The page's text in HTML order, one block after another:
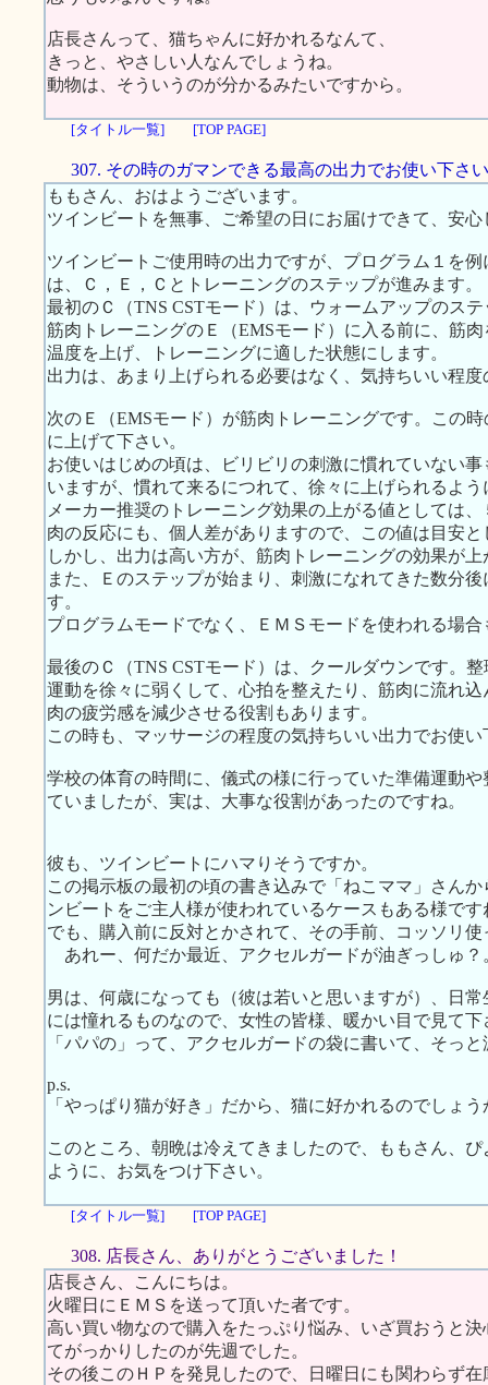
店長さんって、猫ちゃんに好かれるなんて、
きっと、やさしい人なんでしょうね。
動物は、そういうのが分かるみたいですから。
[タイトル一覧] [TOP PAGE]
307. その時のガマンできる最高の出力でお使い下さい
ももさん、おはようございます。
ツインビートを無事、ご希望の日にお届けできて、安心
ツインビートご使用時の出力ですが、プログラム１を
は、Ｃ，Ｅ，Ｃとトレーニングのステップが進みます。
最初のＣ（TNS CSTモード）は、ウォームアップのス
筋肉トレーニングのＥ（EMSモード）に入る前に、筋
温度を上げ、トレーニングに適した状態にします。
出力は、あまり上げられる必要はなく、気持ちいい程
次のＥ（EMSモード）が筋肉トレーニングです。この
に上げて下さい。
お使いはじめの頃は、ビリビリの刺激に慣れていない
いますが、慣れて来るにつれて、徐々に上げられるよ
メーカー推奨のトレーニング効果の上がる値としては
肉の反応にも、個人差がありますので、この値は目安
しかし、出力は高い方が、筋肉トレーニングの効果が上
また、Ｅのステップが始まり、刺激になれてきた数分
す。
プログラムモードでなく、ＥＭＳモードを使われる場合
最後のＣ（TNS CSTモード）は、クールダウンです。
運動を徐々に弱くして、心拍を整えたり、筋肉に流れ
肉の疲労感を減少させる役割もあります。
この時も、マッサージの程度の気持ちいい出力でお使い
学校の体育の時間に、儀式の様に行っていた準備運動
ていましたが、実は、大事な役割があったのですね。
彼も、ツインビートにハマりそうですか。
この掲示板の最初の頃の書き込みで「ねこママ」さん
ンビートをご主人様が使われているケースもある様です
でも、購入前に反対とかされて、その手前、コッソリ
あれー、何だか最近、アクセルガードが油ぎっしゅ？
男は、何歳になっても（彼は若いと思いますが）、日
には憧れるものなので、女性の皆様、暖かい目で見て下
「パパの」って、アクセルガードの袋に書いて、そっ
p.s.
「やっぱり猫が好き」だから、猫に好かれるのでしょう
このところ、朝晩は冷えてきましたので、ももさん、
ように、お気をつけ下さい。
[タイトル一覧] [TOP PAGE]
308. 店長さん、ありがとうございました！
店長さん、こんにちは。
火曜日にＥＭＳを送って頂いた者です。
高い買い物なので購入をたっぷり悩み、いざ買おうと
てがっかりしたのが先週でした。
その後このＨＰを発見したので、日曜日にも関わらず